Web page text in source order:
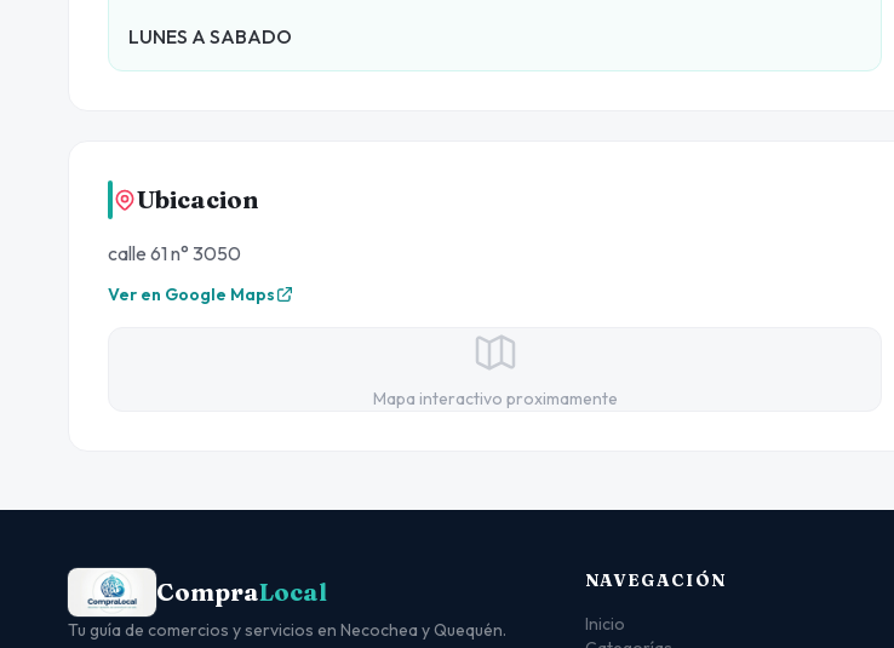
LUNES A SABADO
Ubicacion
calle 61 n° 3050
Ver en Google Maps
Mapa interactivo proximamente
CompraLocal
Tu guía de comercios y servicios en Necochea y Quequén.
NAVEGACIÓN
Inicio